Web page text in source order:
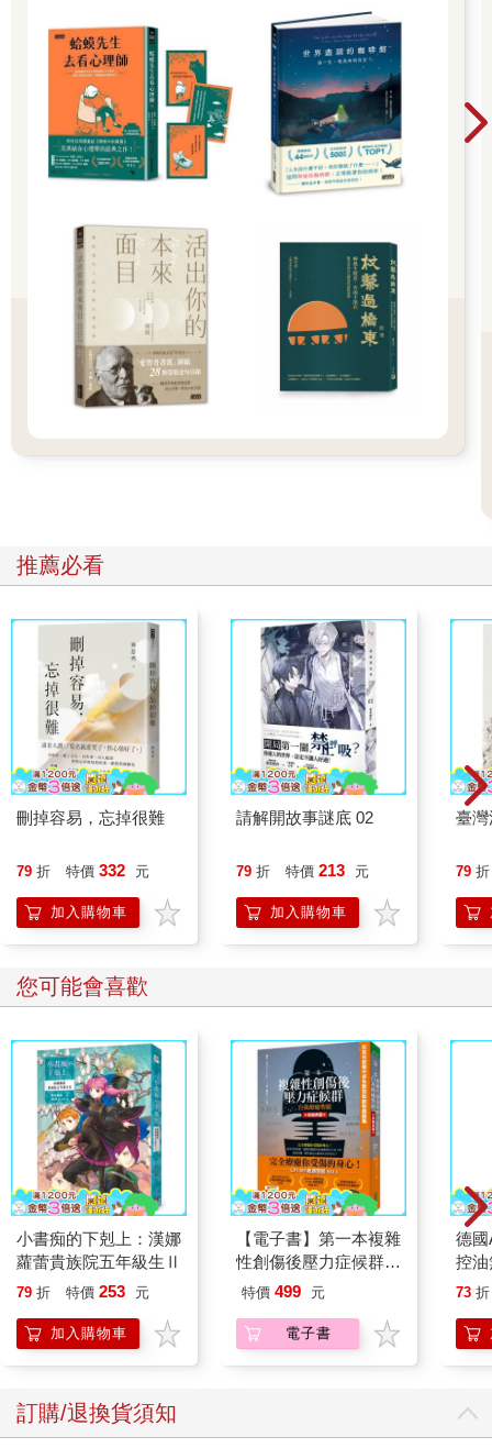
或許也表明了與發展障礙者溝通有多麼困難。但從另一個角度來
看，他們的言行舉止背後，必定有其理由，當事人也常因此感到
為了與發展障礙者共同生活，首先必須理解他們「眼中的世
界」。舉例來說，如果因為發展障礙者「聽不懂社交辭令或諷刺
挖苦的話」而困擾，那麼一旦知道原因出在「基於大腦特性，他
們只能理解字面上的意義」，心情說不定就能稍微平復一些，也
會知道應該採取「與這樣的人交談時，必須盡量有話直說，不要
拐彎抹角」的方式。
至於發展障礙者，如果知道自己的言語與態度會帶給周遭人們什
麼樣的感受，或許就更能掌握日常生活該注意的地方。如果彼此
都能站在對方的角度、更進一步理解發展障礙的話，生活想必能
比過去更自在、更沒有壓力。孩子能更安心地享受家庭與校園生
活；成年人也能減少職場上的糾紛，更充分發揮自己的實力。
〈第1章 溝通的困擾〉
＊有自己的世界觀，無法靈活應對＊
A先生（十八歲）有ASD。
他走進診間後，我問：「最近狀況如何呢？」沒想到他竟然回
答：「跟醫師說這個有什麼意義嗎？」A先生另外也在進行心理諮
商，所以對他來說，我只是個「開藥的人」，就算跟我談論藥物
以外的話題，也沒有什麼意義。
如果是一般人，看診時即使被醫師問到狀況如何，就算心裡想著
「沒什麼好說的，醫師只要開藥給我就好了」，也會理所當然地
但ASD患者的想法非常頑固，他們擁有類似個人世界觀的成見，
覺得「這個一定要這樣」。對他們來說，為了根據現場狀況與他
人對話而改變自己的世界觀，是非常困難的事。也因為這樣的差
異，他們有時也會說出讓對方困惑的言論。
最近的狀況或是煩惱的事情，應該找諮商師談就好了吧？精神科
醫師只要開藥給我就好了，為什麼要問我多餘的事呢？同樣的事
情說兩遍很浪費時間，想知道的話，去問諮商師就好了啊！（A先
生，十八歲）
＊理解當事人有自己的世界觀，並仔細且具體地說明，幫助對方
學習＊
有ASD的人往往會根據自己的世界觀，老實說出心裡所想的事。
由於他們的世界非常難以動搖，往往因此缺乏想像對方感受的能
太沒禮貌了！」也許有可能感到退縮，但也有不少人會更強烈地
表明自己的想法，並提出反駁。
周圍的人首先要理解的是，當事人所擁有的世界觀是他的一種個
人特質。在此認知上，仔細且具體地向他解釋每個人都有自己的
推薦必看
刪掉容易，忘掉很難
79 折 特價 332 元
加入購物車
請解開故事謎底 02
79 折 特價 213 元
加入購物車
臺
79 折
您可能會喜歡
小書痴的下剋上：漢娜
蘿蕾貴族院五年級生Ⅱ
79 折 特價 253 元
加入購物車
【電子書】第一本複雜
性創傷後壓力症候群自
我療癒聖經（長銷典
特價 499 元
電子書
德國
控
凝露
調
滋
73 折
訂購/退換貨須知